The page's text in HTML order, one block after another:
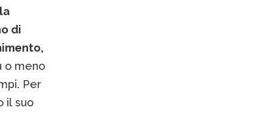
di
o meno
Per
il suo